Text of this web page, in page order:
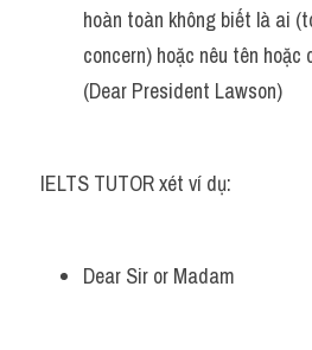
hoàn toàn không biết là ai
concern) hoặc nêu tên hoặc
(Dear President Lawson)
IELTS TUTOR xét ví dụ:
Dear Sir or Madam